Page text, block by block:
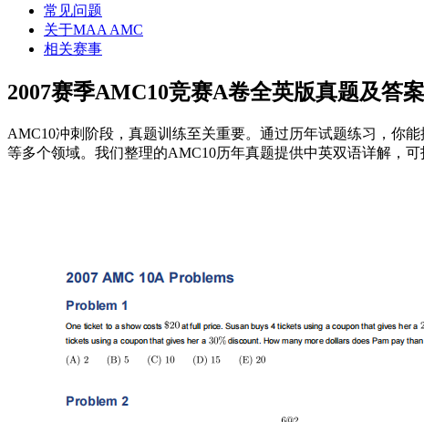
常见问题
关于MAA AMC
相关赛事
2007赛季AMC10竞赛A卷全英版真题及答
AMC10冲刺阶段，真题训练至关重要。通过历年试题练习，你
等多个领域。我们整理的AMC10历年真题提供中英双语详解，可